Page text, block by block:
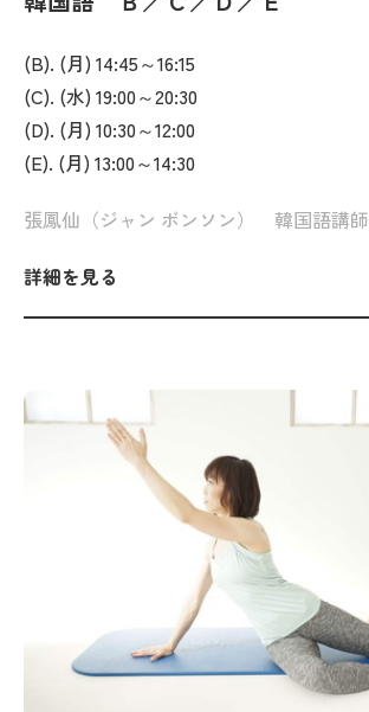
(B). (月) 14:45～16:15
(C). (水) 19:00～20:30
(D). (月) 10:30～12:00
(E). (月) 13:00～14:30
張鳳仙（ジャン ボンソン） 韓国語講師
詳細を見る